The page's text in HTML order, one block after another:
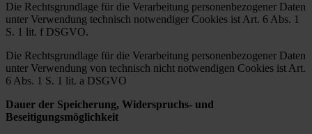
Die Rechtsgrundlage für die Verarbeitung personenbezogener Daten
unter Verwendung technisch notwendiger Cookies ist Art. 6 Abs. 1
S. 1 lit. f DSGVO.
Die Rechtsgrundlage für die Verarbeitung personenbezogener Daten
unter Verwendung von technisch nicht notwendigen Cookies ist Art.
6 Abs. 1 S. 1 lit. a DSGVO
Dauer der Speicherung, Widerspruchs- und
Beseitigungsmöglichkeit